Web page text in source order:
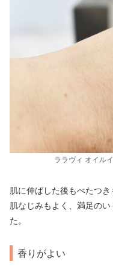
ララヴィ オイル
肌に伸ばした後もべたつき
肌なじみもよく、満足の
た。
香りがよい